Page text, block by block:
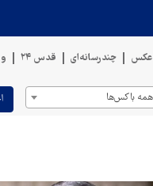
عکس چندرسانه‌ای قدس ۲۴
همه باکس‌ها